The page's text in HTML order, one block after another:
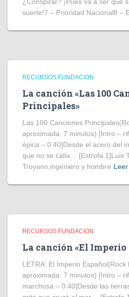
suerte!7 – Prioridad Nacional8 –
RECURSOS FUNDACION
La canción «Las 100
Principales»
Las 100 Canciones
aproximada: 7 minutos) [Intro –
épica – 0:40]Desde el acero del
que no se calla… [Estrofa 1]Luis
Troyano,ingeniero y hombre
RECURSOS FUNDACION
La canción «El Imperio
LETRA: El Imperio
aproximada: 7 minutos) [Intro –
marchosa – 0:40]Desde las